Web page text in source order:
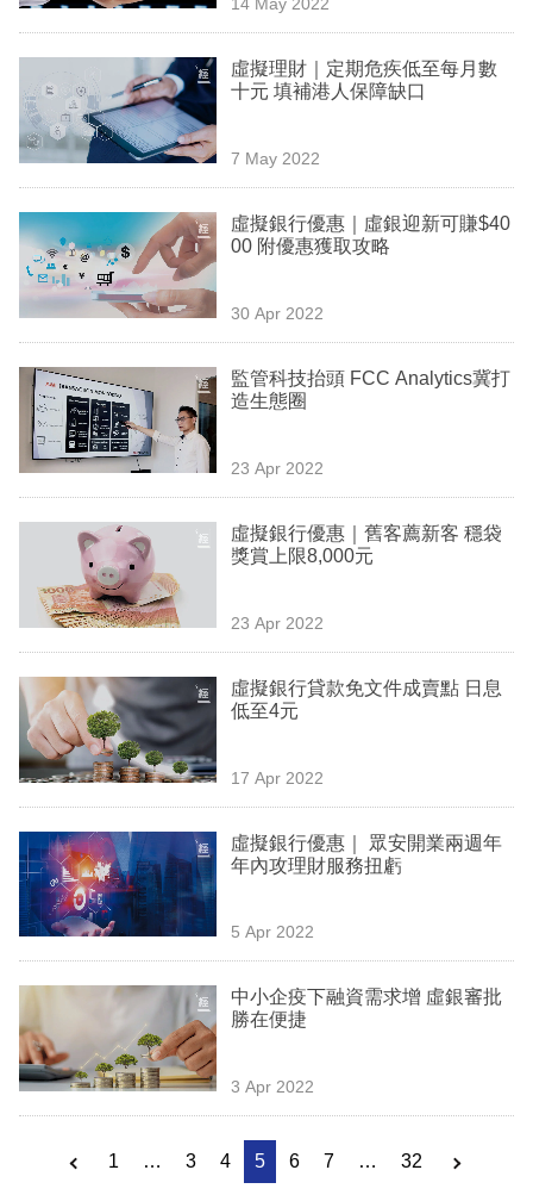
技
職
場
生
時
事
欄
訂
閱
區
14 May 2022
虛擬理財｜定期危疾低至每月數
十元 填補港人保障缺口
7 May 2022
虛擬銀行優惠｜虛銀迎新可賺$40
00 附優惠獲取攻略
30 Apr 2022
監管科技抬頭 FCC Analytics冀打
造生態圈
23 Apr 2022
虛擬銀行優惠｜舊客薦新客 穩袋
獎賞上限8,000元
23 Apr 2022
虛擬銀行貸款免文件成賣點 日息
低至4元
17 Apr 2022
虛擬銀行優惠｜ 眾安開業兩週年
年內攻理財服務扭虧
5 Apr 2022
中小企疫下融資需求增 虛銀審批
勝在便捷
3 Apr 2022
1 … 3 4 5 6 7 … 32